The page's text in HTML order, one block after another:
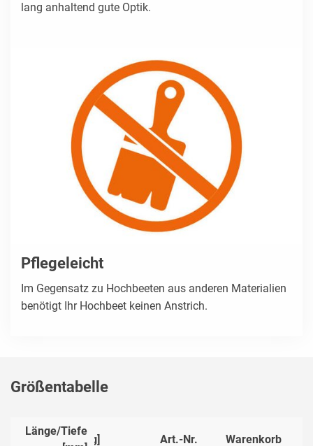
lang anhaltend gute Optik.
Pflegeleicht
Im Gegensatz zu Hochbeeten aus anderen Materialien
benötigt Ihr Hochbeet keinen Anstrich.
Größentabelle
Länge/Tiefe
Gewicht [kg] Art.-Nr. Warenkorb